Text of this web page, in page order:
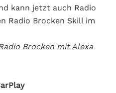
kann jetzt auch Radio
Radio Brocken Skill im
Brocken mit Alexa